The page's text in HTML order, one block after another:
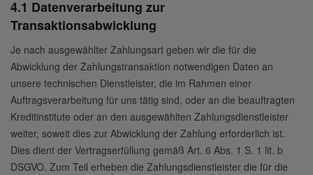
4.1 Datenverarbeitung zur
Transaktionsabwicklung
Je nach ausgewählter Zahlungsart geben wir die für die
Abwicklung der Zahlungstransaktion notwendigen Daten an
unsere technischen Dienstleister, die im Rahmen einer
Auftragsverarbeitung für uns tätig sind, oder an die beauftragten
Kreditinstitute oder an den ausgewählten Zahlungsdienstleister
weiter, soweit dies zur Abwicklung der Zahlung erforderlich ist.
Dies dient der Vertragserfüllung gemäß Art. 6 Abs. 1 S. 1 lit. b
DSGVO. Zum Teil erheben die Zahlungsdienstleister die für die